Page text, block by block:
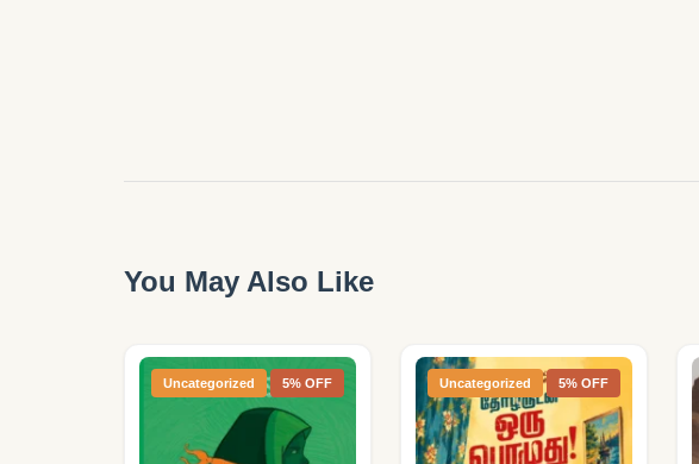
You May Also Like
Uncategorized 5% OFF Uncategorized 5% OFF